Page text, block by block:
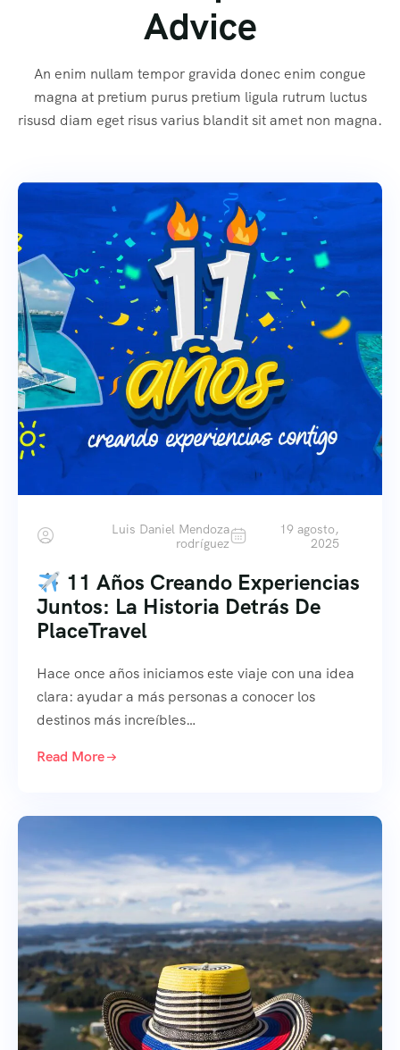
Advice
An enim nullam tempor gravida donec enim congue
magna at pretium purus pretium ligula rutrum luctus
risusd diam eget risus varius blandit sit amet non magna.
Luis Daniel Mendoza
rodríguez
19 agosto,
2025
11 Años Creando Experiencias
Juntos: La Historia Detrás De
PlaceTravel
Hace once años iniciamos este viaje con una idea
clara: ayudar a más personas a conocer los
destinos más increíbles…
Read More